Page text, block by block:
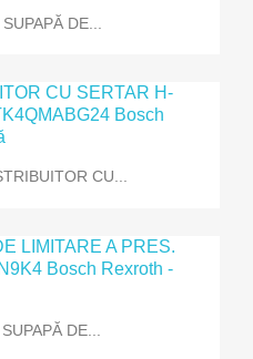
DE...
CU...
DE...